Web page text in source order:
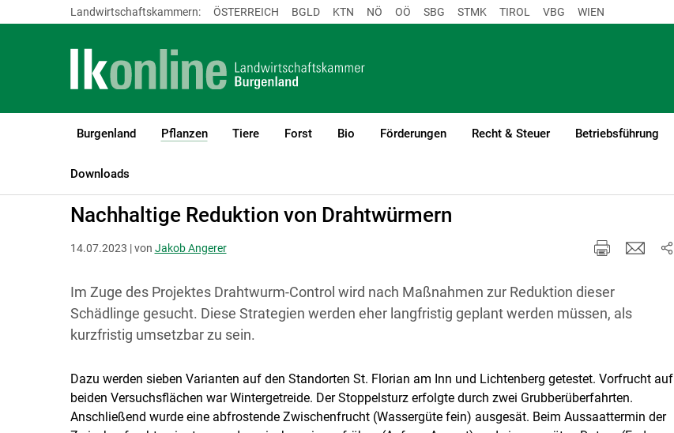
Landwirtschaftskammern: ÖSTERREICH BGLD KTN NÖ OÖ SBG STMK TIROL VBG WIEN
Burgenland Pflanzen
(current)1
Tiere Forst Bio Förderungen Recht & Steuer Betriebsführung
Downloads
LK Burgenland
Nachhaltige Reduktion von Drahtwürmern
14.07.2023 | von Jakob Angerer
Im Zuge des Projektes Drahtwurm-Control wird nach Maßnahmen zur Reduktion dieser
Schädlinge gesucht. Diese Strategien werden eher langfristig geplant werden müssen, als
kurzfristig umsetzbar zu sein.
Dazu werden sieben Varianten auf den Standorten St. Florian am Inn und Lichtenberg getestet. Vorfrucht auf
beiden Versuchsflächen war Wintergetreide. Der Stoppelsturz erfolgte durch zwei Grubberüberfahrten.
Anschließend wurde eine abfrostende Zwischenfrucht (Wassergüte fein) ausgesät. Beim Aussaattermin der